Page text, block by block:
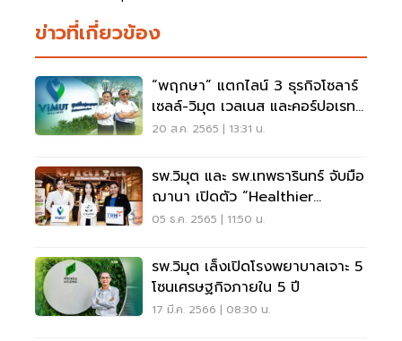
ข่าวที่เกี่ยวข้อง
“พฤกษา” แตกไลน์ 3 ธุรกิจโซลาร์
เซลล์-วิมุต เวลเนส และคอร์ปอเรท
เวนเจอร์
20 ส.ค. 2565 | 13:31 น.
รพ.วิมุต และ รพ.เทพธารินทร์ จับมือ
ฌานา เปิดตัว “Healthier
Choice”
05 ธ.ค. 2565 | 11:50 น.
รพ.วิมุต เล็งเปิดโรงพยาบาลเจาะ 5
โซนเศรษฐกิจภายใน 5 ปี
17 มี.ค. 2566 | 08:30 น.